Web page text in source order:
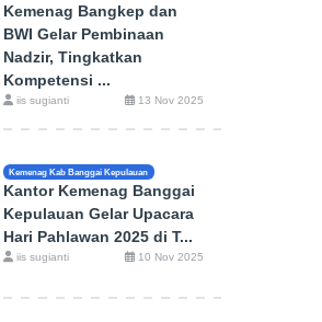
Kemenag Bangkep dan
BWI Gelar Pembinaan
Nadzir, Tingkatkan
Kompetensi ...
iis sugianti 13 Nov 2025
Kemenag Kab Banggai Kepulauan
Kantor Kemenag Banggai
Kepulauan Gelar Upacara
Hari Pahlawan 2025 di T...
iis sugianti 10 Nov 2025